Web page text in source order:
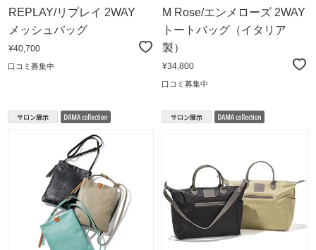
REPLAY/リプレイ 2WAY
メッシュバッグ
¥40,700
口コミ募集中
M Rose/エンメローズ 2WAY
トートバッグ（イタリア
製）
¥34,800
口コミ募集中